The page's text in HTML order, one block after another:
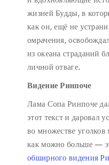
жизней Будды, в
как он, ещё не
омрачения,
из океана страданий
личной отваге.
Видение Ринпоче
Лама Сопа Ринпоче
этот текст и даровал
во множестве
как можно больше —
обширного видения